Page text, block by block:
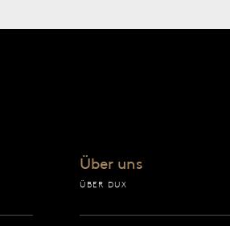
Über uns
ÜBER DUX